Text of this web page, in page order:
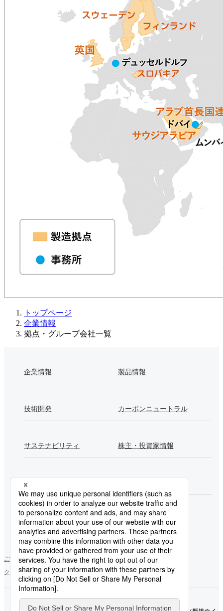
トップページ
企業情報
拠点・グループ会社一覧
企業情報 製品情報
技術開発 カーボンニュートラル
サステナビリティ 株主・投資家情報
採用情報
製鉄所一覧
ご利用にあたってソーシャルメディアポリシー個人情報保護方針
クッキー使用についてお問い合わせサイトマップ
日本製
鉄
（新規ウ